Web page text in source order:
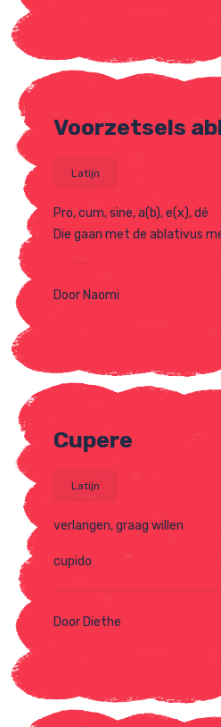
Voorzetsels
Latijn
Pro, cum, sine, a(b), e(x), dé
Die gaan met de ablativus
Door Naomi
Cupere
Latijn
verlangen, graag willen
cupido
Door Diethe